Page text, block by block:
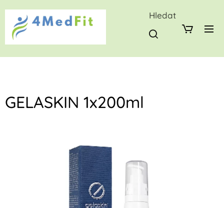
Hledat
GELASKIN 1x200ml